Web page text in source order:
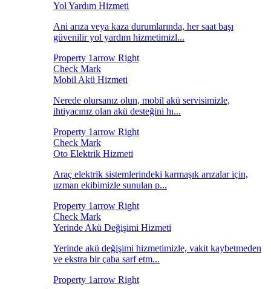
Yol Yardım Hizmeti
Ani arıza veya kaza durumlarında, her saat başı
güvenilir yol yardım hizmetimizl...
Mobil Akü Hizmeti
Nerede olursanız olun, mobil akü servisimizle,
ihtiyacınız olan akü desteğini hı...
Oto Elektrik Hizmeti
Araç elektrik sistemlerindeki karmaşık arızalar için,
uzman ekibimizle sunulan p...
Yerinde Akü Değişimi Hizmeti
Yerinde akü değişimi hizmetimizle, vakit kaybetmeden
ve ekstra bir çaba sarf etm...